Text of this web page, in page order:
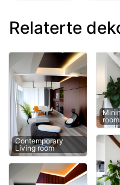
Relaterte
Contemporary
Living room
room